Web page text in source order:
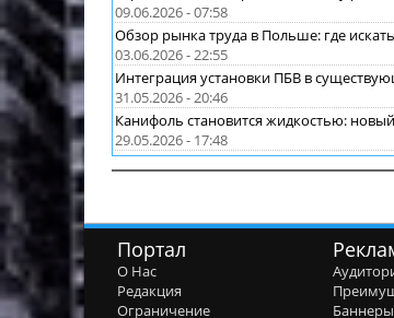
09.06.2026 - 07:58
Обзор рынка труда в Польше: где
03.06.2026 - 22:55
Интеграция установки ПБВ в
31.05.2026 - 20:46
Канифоль становится жидкостью:
29.05.2026 - 17:48
Портал
О Нас
Редакция
Ограничение
Баннеры